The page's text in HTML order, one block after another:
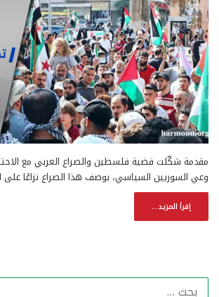
مقدمة شكّلت قضية فلسطين والصراع العربي مع
وعي السوريين السياسي، بوصف هذا الصراع نزاعًا
إقرأ المزيد...